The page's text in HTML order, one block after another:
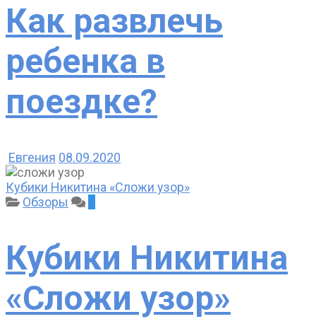
Как развлечь
ребенка в
поездке?
Евгения 08.09.2020
Кубики Никитина «Сложи узор»
Обзоры
0
Кубики Никитина
«Сложи узор»